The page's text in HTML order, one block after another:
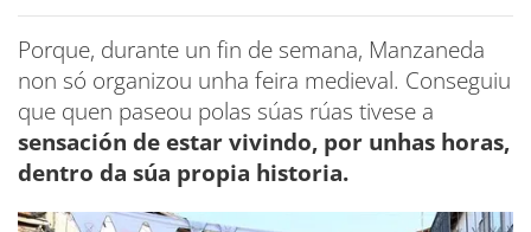
Porque, durante un fin de semana, Manzaneda
non só organizou unha feira medieval. Conseguiu
que quen paseou polas súas rúas tivese a
sensación de estar vivindo, por unhas horas,
dentro da súa propia historia.